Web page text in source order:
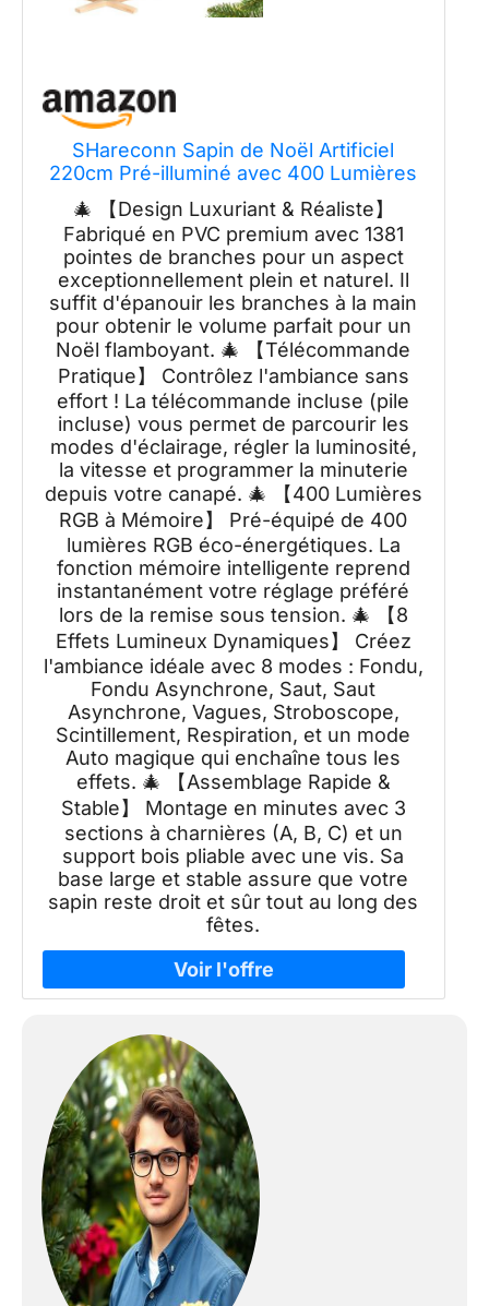
SHareconn Sapin de Noël Artificiel
220cm Pré-illuminé avec 400 Lumières
RGB Multicolores & Télécommande, 1381
Pointes de Branches sur Support en
Bois Croisé Stable, Décoration de Fêtes
pour la Maison
🎄 【Design Luxuriant & Réaliste】
Fabriqué en PVC premium avec 1381
pointes de branches pour un aspect
exceptionnellement plein et naturel. Il
suffit d'épanouir les branches à la main
pour obtenir le volume parfait pour un
Noël flamboyant. 🎄 【Télécommande
Pratique】 Contrôlez l'ambiance sans
effort ! La télécommande incluse (pile
incluse) vous permet de parcourir les
modes d'éclairage, régler la luminosité,
la vitesse et programmer la minuterie
depuis votre canapé. 🎄 【400 Lumières
RGB à Mémoire】 Pré-équipé de 400
lumières RGB éco-énergétiques. La
fonction mémoire intelligente reprend
instantanément votre réglage préféré
lors de la remise sous tension. 🎄 【8
Effets Lumineux Dynamiques】 Créez
l'ambiance idéale avec 8 modes : Fondu,
Fondu Asynchrone, Saut, Saut
Asynchrone, Vagues, Stroboscope,
Scintillement, Respiration, et un mode
Auto magique qui enchaîne tous les
effets. 🎄 【Assemblage Rapide &
Stable】 Montage en minutes avec 3
sections à charnières (A, B, C) et un
support bois pliable avec une vis. Sa
base large et stable assure que votre
sapin reste droit et sûr tout au long des
fêtes.